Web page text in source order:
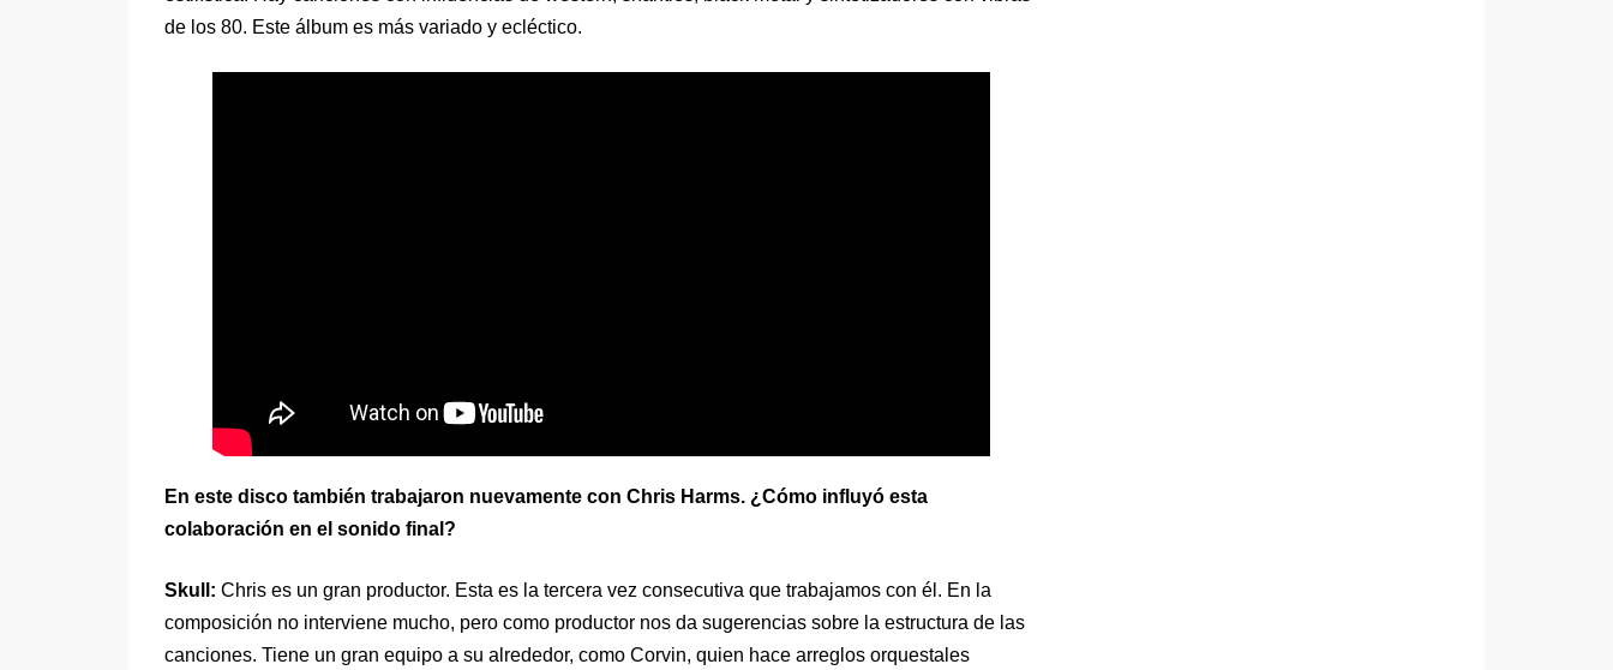
de los 80. Este álbum es más variado y ecléctico.
En este disco también trabajaron nuevamente con Chris Harms. ¿Cómo influyó esta
colaboración en el sonido final?
Skull: Chris es un gran productor. Esta es la tercera vez consecutiva que trabajamos con él. En la
composición no interviene mucho, pero como productor nos da sugerencias sobre la estructura de las
canciones. Tiene un gran equipo a su alrededor, como Corvin, quien hace arreglos orquestales